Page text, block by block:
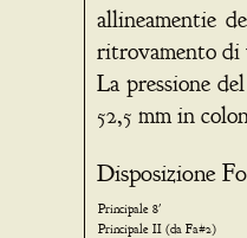
allineamentie
ritrovamento di
La pressione
52,5 mm in
Disposizione
Principale 8'
Principale II (da